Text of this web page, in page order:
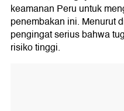
keamanan Peru untuk
penembakan ini. Menurut
pengingat serius bahwa
risiko tinggi.